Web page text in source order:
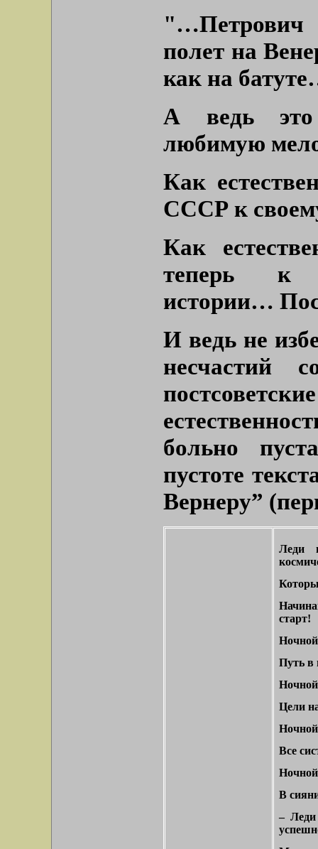
полет на
как на
А ведь это
любимую
Как
СССР к
Как
теперь к
истории…
И ведь не
несчастий
больно
пустоте
Вернеру”
Леди
старт!
Ночной
Путь в
Ночной
Цели
Ночной
Все
Ночной
В
–